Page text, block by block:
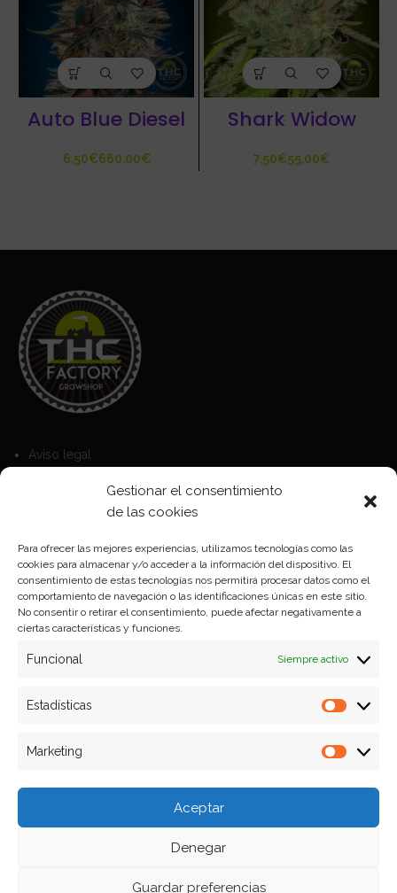
Gestionar el consentimiento
de las cookies
Para ofrecer las mejores experiencias, utilizamos tecnologías como las
cookies para almacenar y/o acceder a la información del dispositivo. El
consentimiento de estas tecnologías nos permitirá procesar datos como el
comportamiento de navegación o las identificaciones únicas en este sitio.
No consentir o retirar el consentimiento, puede afectar negativamente a
ciertas características y funciones.
Funcional Siempre activo
Estadísticas
Marketing
Aceptar
Denegar
Guardar preferencias
Auto Blue Diesel
€ €
Shark Widow
€ €
Aviso legal
Política de Cookies
Política de privacidad
Formas de pago
Plazos y condiciones de envio
Politica de devoluciones